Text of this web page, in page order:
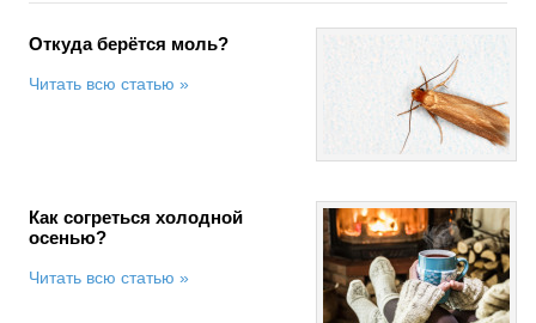
Откуда берётся моль?
Читать всю статью »
Как согреться холодной
осенью?
Читать всю статью »